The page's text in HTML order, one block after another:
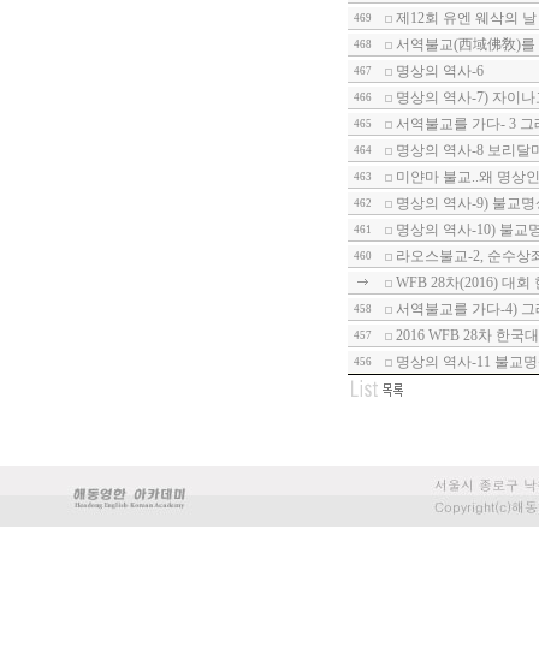
469 제12회 유엔 웨삭의
468 서역불교(西域佛敎)
467 명상의 역사-6
466 명상의 역사-7) 자이
465 서역불교를 가다- 3
464 명상의 역사-8 보리달
463 미얀마 불교..왜 명상
462 명상의 역사-9) 불교
461 명상의 역사-10) 불교
460
라오스불교-2, 순수상
WFB 28차(2016) 대회
458 서역불교를 가다-4)
457 2016 WFB 28차 한국
456 명상의 역사-11 불교